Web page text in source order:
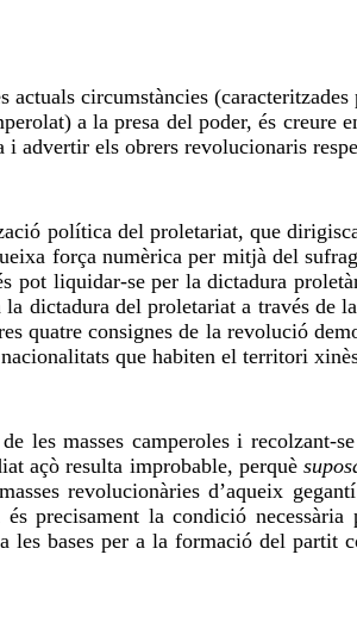
circumstàncies
a la presa del poder, és creure
advertir els obrers revolucionaris
política del proletariat, que
força numèrica per mitjà del
pot liquidar-se per la dictadura
dictadura del proletariat a través de
quatre consignes de la revolució
que habiten el territori
les masses camperoles i recolzant-
açò resulta improbable, perquè
revolucionàries d’aqueix
precisament la condició necessària
les bases per a la formació del partit